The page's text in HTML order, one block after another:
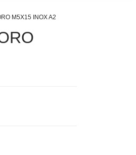
M5X15 INOX A2
€.
0,01 €.